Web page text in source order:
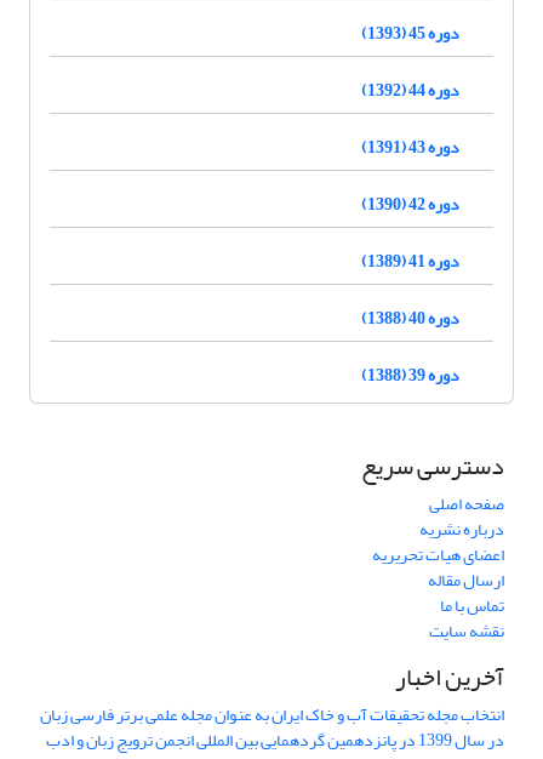
دوره 45 (1393)
دوره 44 (1392)
دوره 43 (1391)
دوره 42 (1390)
دوره 41 (1389)
دوره 40 (1388)
دوره 39 (1388)
دسترسی سریع
صفحه اصلی
درباره نشریه
اعضای هیات تحریریه
ارسال مقاله
تماس با ما
نقشه سایت
آخرین اخبار
انتخاب مجله تحقیقات آب و خاک ایران به عنوان مجله علمی برتر فارسی زبان
در سال 1399 در پانزدهمین گردهمایی بین المللی انجمن ترویج زبان و ادب